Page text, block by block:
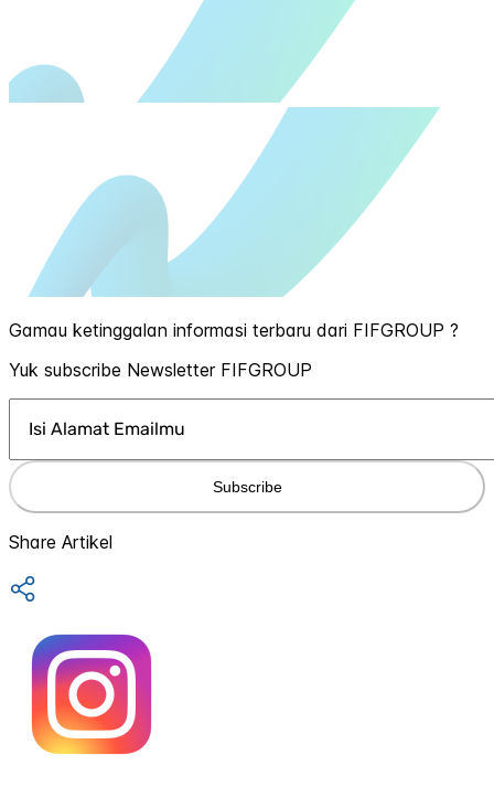
Gamau ketinggalan informasi terbaru dari FIFGROUP ?
Yuk subscribe Newsletter FIFGROUP
Subscribe
Share Artikel